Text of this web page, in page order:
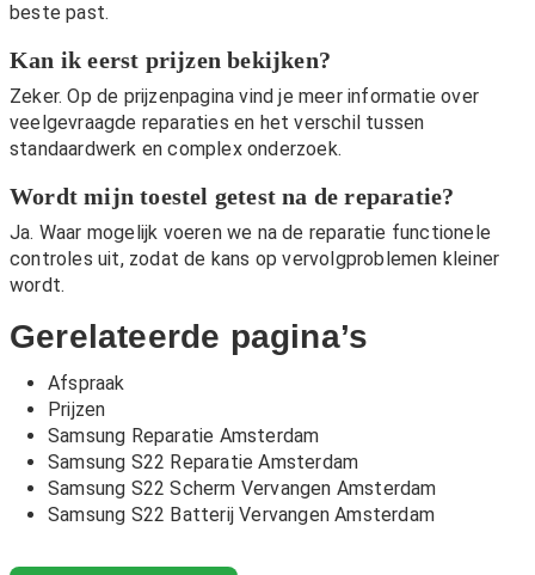
beste past.
Kan ik eerst prijzen bekijken?
Zeker. Op de prijzenpagina vind je meer informatie over
veelgevraagde reparaties en het verschil tussen
standaardwerk en complex onderzoek.
Wordt mijn toestel getest na de reparatie?
Ja. Waar mogelijk voeren we na de reparatie functionele
controles uit, zodat de kans op vervolgproblemen kleiner
wordt.
Gerelateerde pagina’s
Afspraak
Prijzen
Samsung Reparatie Amsterdam
Samsung S22 Reparatie Amsterdam
Samsung S22 Scherm Vervangen Amsterdam
Samsung S22 Batterij Vervangen Amsterdam